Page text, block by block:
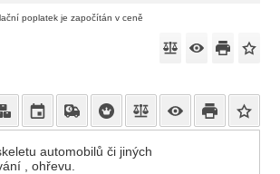
poplatek je započítán v ceně
automobilů či jiných
, ohřevu.